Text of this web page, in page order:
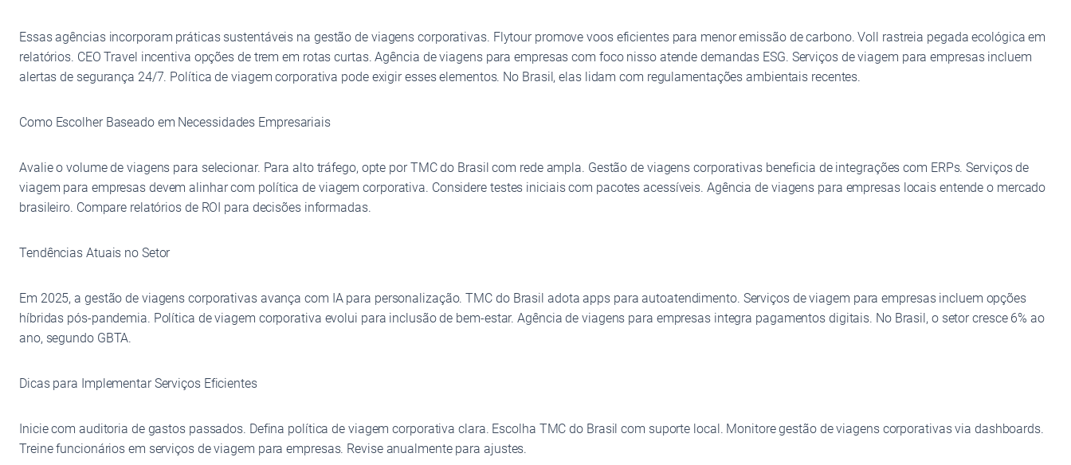
Essas agências incorporam práticas sustentáveis na gestão de viagens corporativas. Flytour promove voos eficientes para menor emissão de carbono. Voll rastreia pegada ecológica em
relatórios. CEO Travel incentiva opções de trem em rotas curtas. Agência de viagens para empresas com foco nisso atende demandas ESG. Serviços de viagem para empresas incluem
alertas de segurança 24/7. Política de viagem corporativa pode exigir esses elementos. No Brasil, elas lidam com regulamentações ambientais recentes.
Como Escolher Baseado em Necessidades Empresariais
Avalie o volume de viagens para selecionar. Para alto tráfego, opte por TMC do Brasil com rede ampla. Gestão de viagens corporativas beneficia de integrações com ERPs. Serviços de
viagem para empresas devem alinhar com política de viagem corporativa. Considere testes iniciais com pacotes acessíveis. Agência de viagens para empresas locais entende o mercado
brasileiro. Compare relatórios de ROI para decisões informadas.
Tendências Atuais no Setor
Em 2025, a gestão de viagens corporativas avança com IA para personalização. TMC do Brasil adota apps para autoatendimento. Serviços de viagem para empresas incluem opções
híbridas pós-pandemia. Política de viagem corporativa evolui para inclusão de bem-estar. Agência de viagens para empresas integra pagamentos digitais. No Brasil, o setor cresce 6% ao
ano, segundo GBTA.
Dicas para Implementar Serviços Eficientes
Inicie com auditoria de gastos passados. Defina política de viagem corporativa clara. Escolha TMC do Brasil com suporte local. Monitore gestão de viagens corporativas via dashboards.
Treine funcionários em serviços de viagem para empresas. Revise anualmente para ajustes.